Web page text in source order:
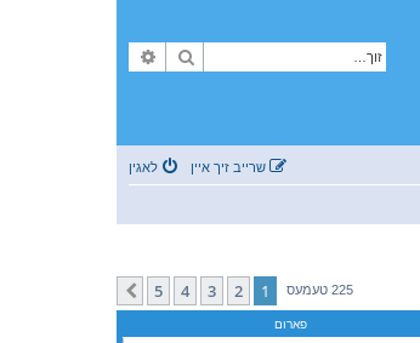
זוך
לאגין שרייב זיך איין
225 טעמעס 1
2
3
4
5
קומענדיגע
פארום